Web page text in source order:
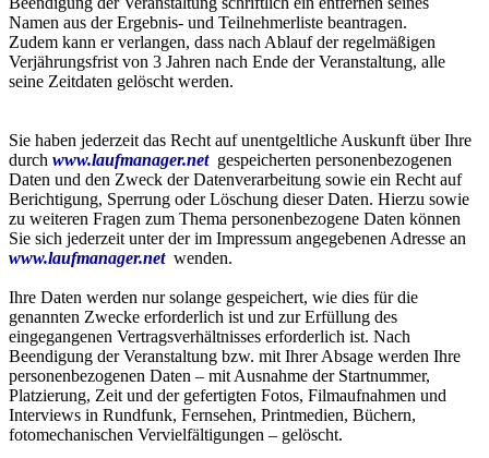
Namen aus der Ergebnis- und Teilnehmerliste beantragen.
Zudem kann er verlangen, dass nach Ablauf der regelmäßigen
Verjährungsfrist von 3 Jahren nach Ende der Veranstaltung, alle
seine Zeitdaten gelöscht werden.
Sie haben jederzeit das Recht auf unentgeltliche Auskunft über Ihre
durch www.laufmanager.netgespeicherten personenbezogenen
Daten und den Zweck der Datenverarbeitung sowie ein Recht auf
Berichtigung, Sperrung oder Löschung dieser Daten. Hierzu sowie
zu weiteren Fragen zum Thema personenbezogene Daten können
Sie sich jederzeit unter der im Impressum angegebenen Adresse an
www.laufmanager.netwenden.
Ihre Daten werden nur solange gespeichert, wie dies für die
genannten Zwecke erforderlich ist und zur Erfüllung des
eingegangenen Vertragsverhältnisses erforderlich ist. Nach
Beendigung der Veranstaltung bzw. mit Ihrer Absage werden Ihre
personenbezogenen Daten – mit Ausnahme der Startnummer,
Platzierung, Zeit und der gefertigten Fotos, Filmaufnahmen und
Interviews in Rundfunk, Fernsehen, Printmedien, Büchern,
fotomechanischen Vervielfältigungen – gelöscht.